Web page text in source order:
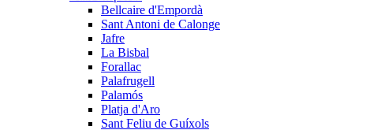
Bellcaire d'Empordà
Sant Antoni de Calonge
Jafre
La Bisbal
Forallac
Palafrugell
Palamós
Platja d'Aro
Sant Feliu de Guíxols